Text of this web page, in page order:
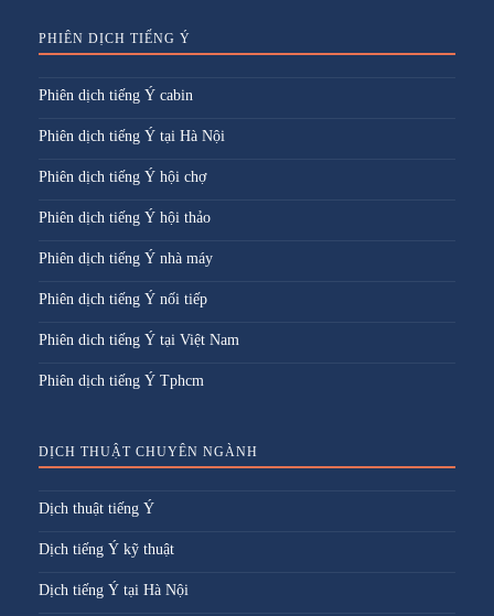
PHIÊN DỊCH TIẾNG Ý
Phiên dịch tiếng Ý cabin
Phiên dịch tiếng Ý tại Hà Nội
Phiên dịch tiếng Ý hội chợ
Phiên dịch tiếng Ý hội thảo
Phiên dịch tiếng Ý nhà máy
Phiên dịch tiếng Ý nối tiếp
Phiên dich tiếng Ý tại Việt Nam
Phiên dịch tiếng Ý Tphcm
DỊCH THUẬT CHUYÊN NGÀNH
Dịch thuật tiếng Ý
Dịch tiếng Ý kỹ thuật
Dịch tiếng Ý tại Hà Nội